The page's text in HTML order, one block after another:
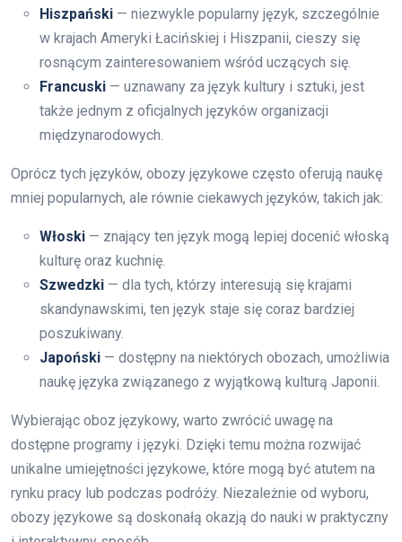
Hiszpański — niezwykle popularny język, szczególnie
w krajach Ameryki Łacińskiej i Hiszpanii, cieszy się
rosnącym zainteresowaniem wśród uczących się.
Francuski — uznawany za język kultury i sztuki, jest
także jednym z oficjalnych języków organizacji
międzynarodowych.
Oprócz tych języków, obozy językowe często oferują naukę
mniej popularnych, ale równie ciekawych języków, takich jak:
Włoski — znający ten język mogą lepiej docenić włoską
kulturę oraz kuchnię.
Szwedzki — dla tych, którzy interesują się krajami
skandynawskimi, ten język staje się coraz bardziej
poszukiwany.
Japoński — dostępny na niektórych obozach, umożliwia
naukę języka związanego z wyjątkową kulturą Japonii.
Wybierając oboz językowy, warto zwrócić uwagę na
dostępne programy i języki. Dzięki temu można rozwijać
unikalne umiejętności językowe, które mogą być atutem na
rynku pracy lub podczas podróży. Niezależnie od wyboru,
obozy językowe są doskonałą okazją do nauki w praktyczny